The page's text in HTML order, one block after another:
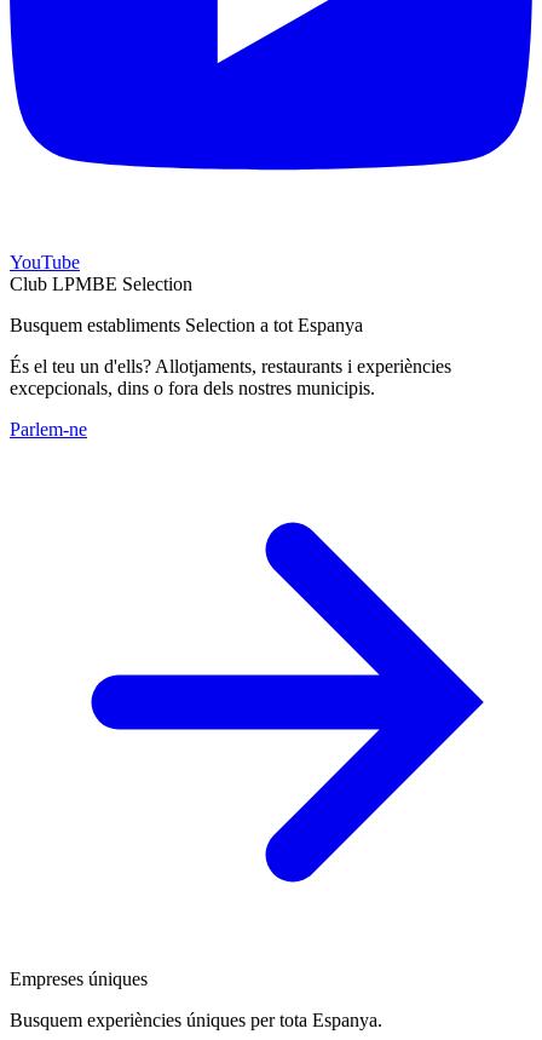
YouTube
Club LPMBE Selection
Busquem establiments Selection a tot Espanya
És el teu un d'ells? Allotjaments, restaurants i experiències
excepcionals, dins o fora dels nostres municipis.
Parlem-ne
Empreses úniques
Busquem experiències úniques per tota Espanya.